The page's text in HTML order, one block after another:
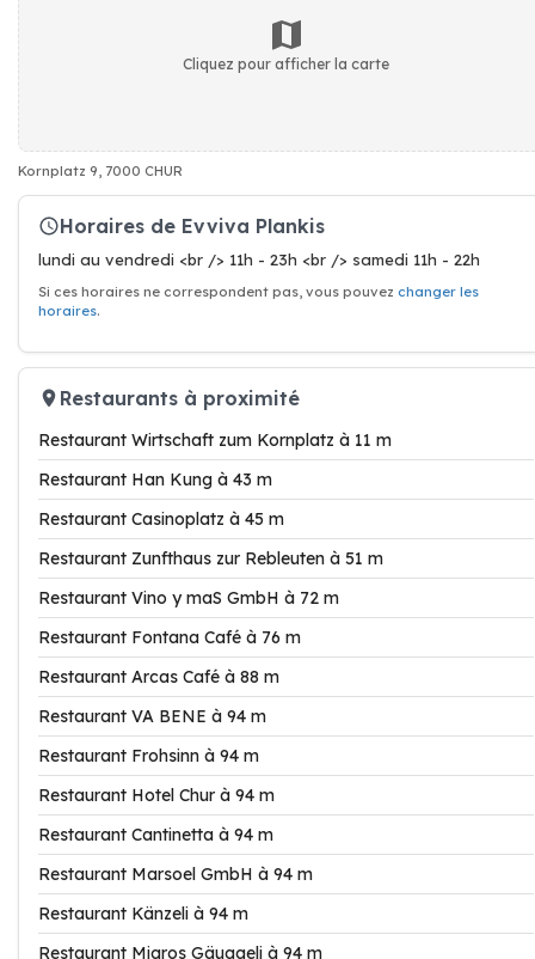
Cliquez pour afficher la carte
Kornplatz 9, 7000 CHUR
Horaires de Evviva Plankis
lundi au vendredi <br /> 11h - 23h <br /> samedi 11h - 22h
Si ces horaires ne correspondent pas, vous pouvez changer les
horaires.
Restaurants à proximité
Restaurant Wirtschaft zum Kornplatz à 11 m
Restaurant Han Kung à 43 m
Restaurant Casinoplatz à 45 m
Restaurant Zunfthaus zur Rebleuten à 51 m
Restaurant Vino y maS GmbH à 72 m
Restaurant Fontana Café à 76 m
Restaurant Arcas Café à 88 m
Restaurant VA BENE à 94 m
Restaurant Frohsinn à 94 m
Restaurant Hotel Chur à 94 m
Restaurant Cantinetta à 94 m
Restaurant Marsoel GmbH à 94 m
Restaurant Känzeli à 94 m
Restaurant Migros Gäuggeli à 94 m